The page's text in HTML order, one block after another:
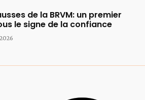
de la BRVM: un premier
le signe de la confiance